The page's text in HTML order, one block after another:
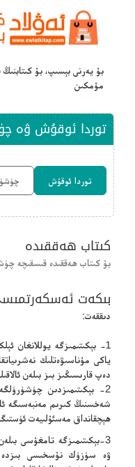
بۇ يەرنى بېسىپ، بۇ
مۇمكىن
توردا ئوقۇش ۋە
توردا ئوقۇش
كىتاب ھەققىدە
بۇ كىتاب ھەققىدە قىسقىچە
بىكەت
دىققەت:
1- بېكىتىمىزگە يوللانغان
ياكى مۇناسىۋەتلىك
دەپ قارىسىڭىز بىز بىلەن
2- بېكىتىمىزدىن
شەخسنىڭ كىرىم مەنبەسىگە
ھېچقانداق مەسئۇلىيەت
3-بېكىتىمىزگە تامغۇسى
ۋە سۈزۈك نۇسخىسى بىزدە